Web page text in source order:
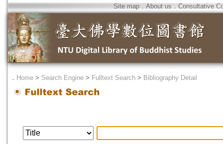
Site map．About us ． Consultative
． Home > Search Engine > Fulltext Search > Bibliography Detail